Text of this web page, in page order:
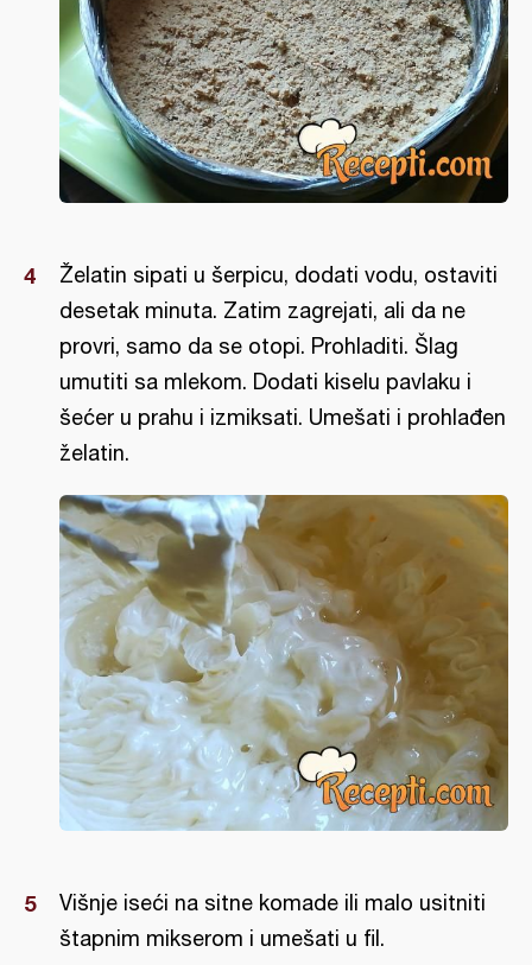
Želatin sipati u šerpicu, dodati vodu, ostaviti
desetak minuta. Zatim zagrejati, ali da ne
provri, samo da se otopi. Prohladiti. Šlag
umutiti sa mlekom. Dodati kiselu pavlaku i
šećer u prahu i izmiksati. Umešati i prohlađen
želatin.
Višnje iseći na sitne komade ili malo usitniti
štapnim mikserom i umešati u fil.